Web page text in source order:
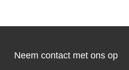
Neem contact met ons op